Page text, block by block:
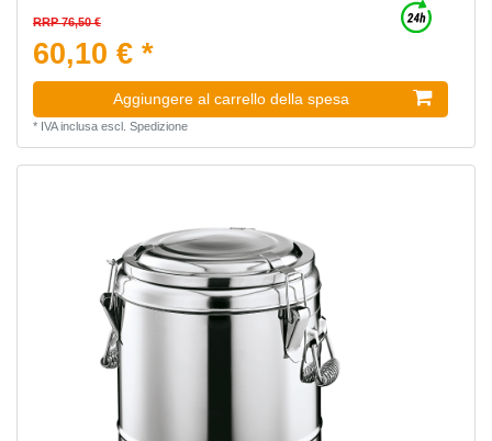
RRP 76,50 €
60,10 € *
Aggiungere al carrello della spesa
* IVA inclusaescl. Spedizione